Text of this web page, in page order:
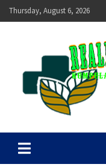
Skip
to
Thursday, August 6, 2026